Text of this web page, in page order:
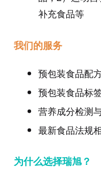
补充食品等
我们的服务
预包装食品配
预包装食品标
营养成分检测
最新食品法规
为什么选择瑞旭？